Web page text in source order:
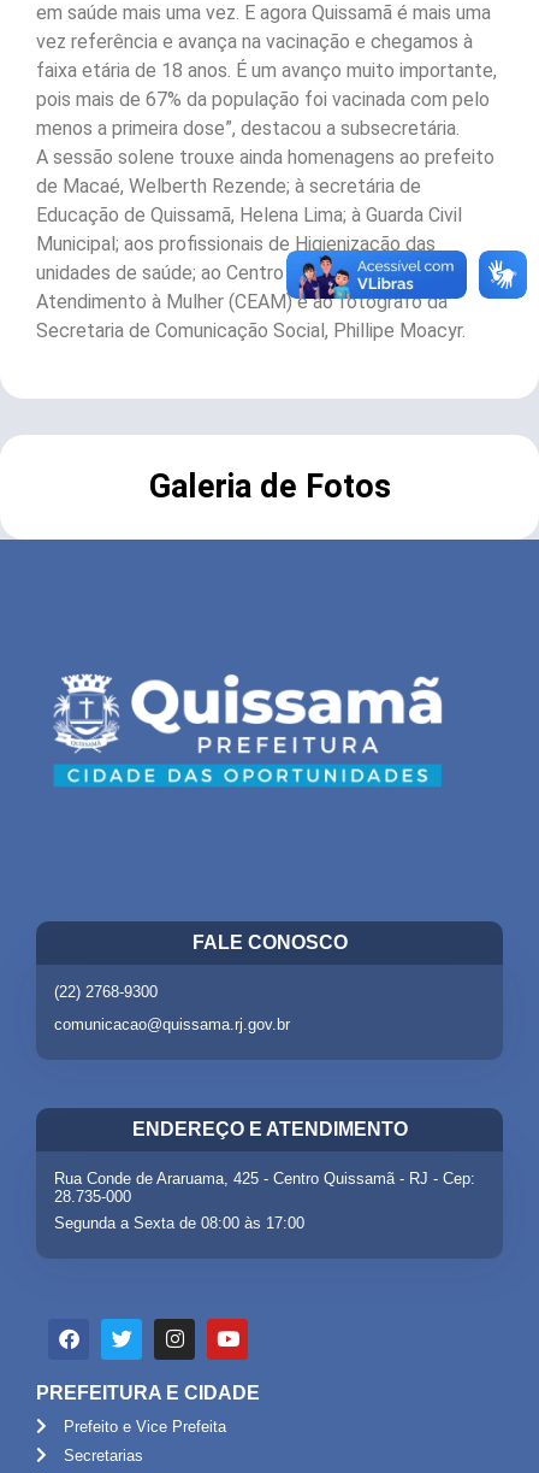
em saúde mais uma vez. E agora Quissamã é mais uma
vez referência e avança na vacinação e chegamos à
faixa etária de 18 anos. É um avanço muito importante,
pois mais de 67% da população foi vacinada com pelo
menos a primeira dose”, destacou a subsecretária.
A sessão solene trouxe ainda homenagens ao prefeito
de Macaé, Welberth Rezende; à secretária de
Educação de Quissamã, Helena Lima; à Guarda Civil
Municipal; aos profissionais de Higienização das
unidades de saúde; ao Centro Especializado de
Atendimento à Mulher (CEAM) e ao fotógrafo da
Secretaria de Comunicação Social, Phillipe Moacyr.
Galeria de Fotos
FALE CONOSCO
(22) 2768-9300
comunicacao@quissama.rj.gov.br
ENDEREÇO E ATENDIMENTO
Rua Conde de Araruama, 425 - Centro Quissamã - RJ - Cep:
28.735-000
Segunda a Sexta de 08:00 às 17:00
PREFEITURA E CIDADE
Prefeito e Vice Prefeita
Secretarias